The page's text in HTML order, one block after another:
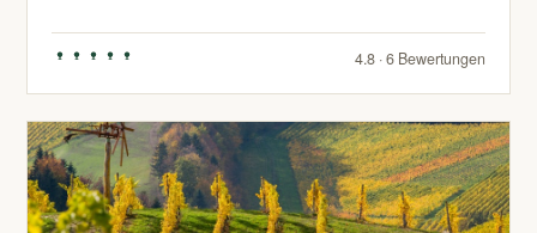
4.8 · 6 Bewertungen